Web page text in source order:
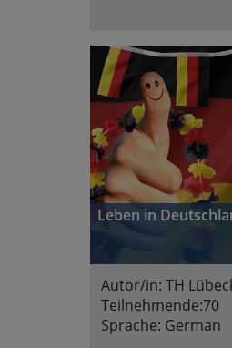
Leben in
Autor/in: TH
Teilnehmende:70
Sprache: German